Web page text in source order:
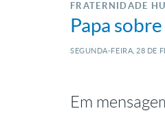
FRATERNIDADE
Papa
SEGUNDA-FEIRA, 28 DE
Em